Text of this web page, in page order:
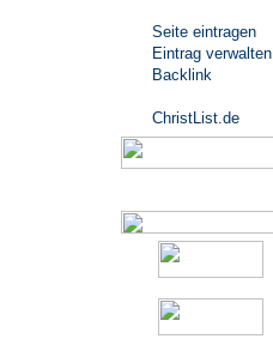
Seite eintragen
Eintrag verwalten
Backlink
ChristList.de